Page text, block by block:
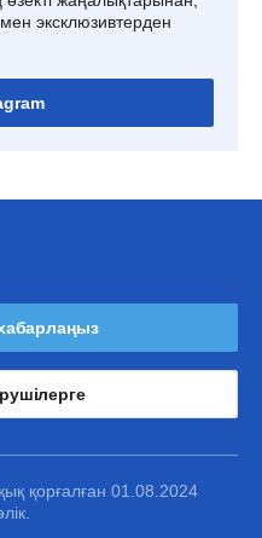
эксклюзивтерден
қорғалған 01.08.2024